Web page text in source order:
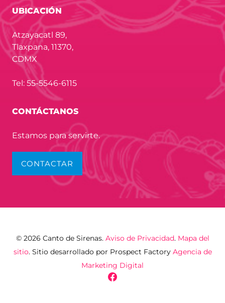
UBICACIÓN
Atzayacatl 89,
Tlaxpana, 11370,
CDMX
Tel: 55-5546-6115
CONTÁCTANOS
Estamos para servirte.
CONTACTAR
© 2026 Canto de Sirenas. Aviso de Privacidad. Mapa del
sitio. Sitio desarrollado por Prospect Factory Agencia de
Marketing Digital